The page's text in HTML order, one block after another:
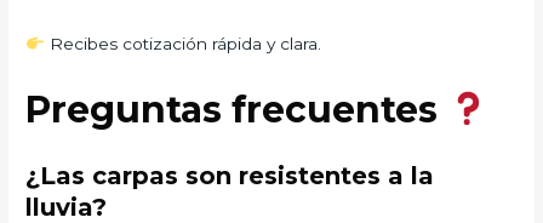
Recibes cotización rápida y clara.
Preguntas frecuentes
¿Las carpas son resistentes a la
lluvia?